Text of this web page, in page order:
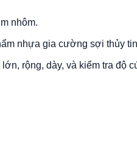
nhôm.
nhựa gia cường sợi thủy
rộng, dày, và kiểm tra độ